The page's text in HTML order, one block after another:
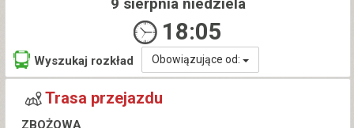
9 sierpnia niedziela
18:05
Wyszukaj rozkład Obowiązujące od:
Trasa przejazdu